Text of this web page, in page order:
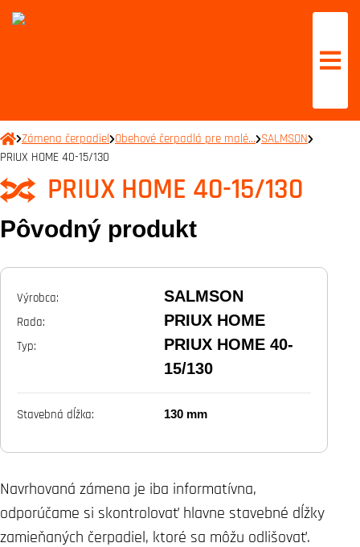
Zámena čerpadiel Obehové čerpadlá pre malé… SALMSON
PRIUX HOME 40-15/130
PRIUX HOME 40-15/130
Pôvodný produkt
Výrobca: SALMSON
Rada: PRIUX HOME
Typ:
PRIUX HOME 40-
15/130
Stavebná dĺžka: 130 mm
Navrhovaná zámena je iba informatívna,
odporúčame si skontrolovať hlavne stavebné dĺžky
zamieňaných čerpadiel, ktoré sa môžu odlišovať.